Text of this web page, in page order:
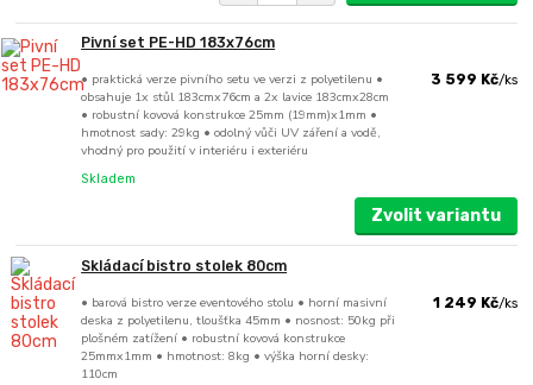
Pivní set PE-HD 183x76cm
• praktická verze pivního setu ve verzi z polyetilenu •
obsahuje 1x stůl 183cmx76cm a 2x lavice 183cmx28cm
• robustní kovová konstrukce 25mm (19mm)x1mm •
hmotnost sady: 29kg • odolný vůči UV záření a vodě,
vhodný pro použití v interiéru i exteriéru
3 599 Kč/ks
Skladem
Zvolit variantu
Skládací bistro stolek 80cm
• barová bistro verze eventového stolu • horní masivní
deska z polyetilenu, tloušťka 45mm • nosnost: 50kg při
plošném zatížení • robustní kovová konstrukce
25mmx1mm • hmotnost: 8kg • výška horní desky:
110cm
1 249 Kč/ks